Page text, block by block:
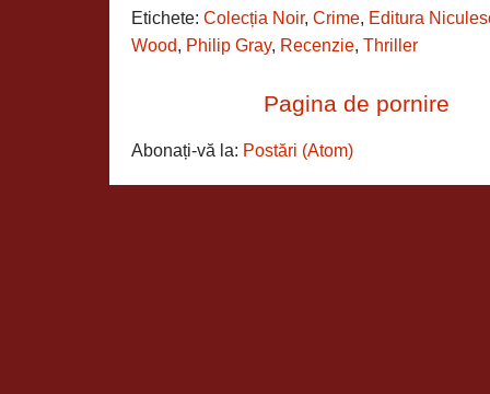
Etichete: Colecția Noir, Crime, Editura
Wood, Philip Gray, Recenzie, Thriller
Pagina de pornire
Abonați-vă la: Postări (Atom)